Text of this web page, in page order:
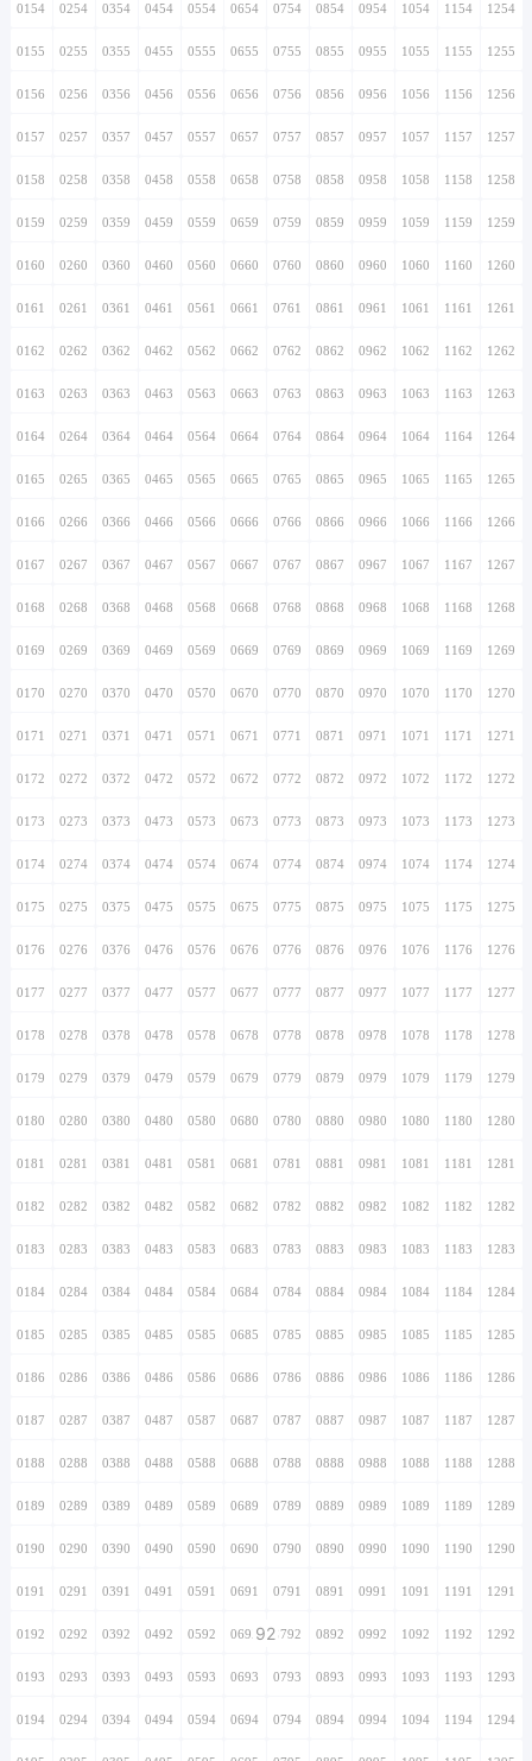
0154 0254 0354 0454 0554 0654 0754 0854 0954 1054 1154 1254
0155 0255 0355 0455 0555 0655 0755 0855 0955 1055 1155 1255
0156 0256 0356 0456 0556 0656 0756 0856 0956 1056 1156 1256
0157 0257 0357 0457 0557 0657 0757 0857 0957 1057 1157 1257
0158 0258 0358 0458 0558 0658 0758 0858 0958 1058 1158 1258
0159 0259 0359 0459 0559 0659 0759 0859 0959 1059 1159 1259
0160 0260 0360 0460 0560 0660 0760 0860 0960 1060 1160 1260
0161 0261 0361 0461 0561 0661 0761 0861 0961 1061 1161 1261
0162 0262 0362 0462 0562 0662 0762 0862 0962 1062 1162 1262
0163 0263 0363 0463 0563 0663 0763 0863 0963 1063 1163 1263
0164 0264 0364 0464 0564 0664 0764 0864 0964 1064 1164 1264
0165 0265 0365 0465 0565 0665 0765 0865 0965 1065 1165 1265
0166 0266 0366 0466 0566 0666 0766 0866 0966 1066 1166 1266
0167 0267 0367 0467 0567 0667 0767 0867 0967 1067 1167 1267
0168 0268 0368 0468 0568 0668 0768 0868 0968 1068 1168 1268
0169 0269 0369 0469 0569 0669 0769 0869 0969 1069 1169 1269
0170 0270 0370 0470 0570 0670 0770 0870 0970 1070 1170 1270
0171 0271 0371 0471 0571 0671 0771 0871 0971 1071 1171 1271
0172 0272 0372 0472 0572 0672 0772 0872 0972 1072 1172 1272
0173 0273 0373 0473 0573 0673 0773 0873 0973 1073 1173 1273
0174 0274 0374 0474 0574 0674 0774 0874 0974 1074 1174 1274
0175 0275 0375 0475 0575 0675 0775 0875 0975 1075 1175 1275
0176 0276 0376 0476 0576 0676 0776 0876 0976 1076 1176 1276
0177 0277 0377 0477 0577 0677 0777 0877 0977 1077 1177 1277
0178 0278 0378 0478 0578 0678 0778 0878 0978 1078 1178 1278
0179 0279 0379 0479 0579 0679 0779 0879 0979 1079 1179 1279
0180 0280 0380 0480 0580 0680 0780 0880 0980 1080 1180 1280
0181 0281 0381 0481 0581 0681 0781 0881 0981 1081 1181 1281
0182 0282 0382 0482 0582 0682 0782 0882 0982 1082 1182 1282
0183 0283 0383 0483 0583 0683 0783 0883 0983 1083 1183 1283
0184 0284 0384 0484 0584 0684 0784 0884 0984 1084 1184 1284
0185 0285 0385 0485 0585 0685 0785 0885 0985 1085 1185 1285
0186 0286 0386 0486 0586 0686 0786 0886 0986 1086 1186 1286
0187 0287 0387 0487 0587 0687 0787 0887 0987 1087 1187 1287
0188 0288 0388 0488 0588 0688 0788 0888 0988 1088 1188 1288
0189 0289 0389 0489 0589 0689 0789 0889 0989 1089 1189 1289
0190 0290 0390 0490 0590 0690 0790 0890 0990 1090 1190 1290
0191 0291 0391 0491 0591 0691 0791 0891 0991 1091 1191 1291
0192 0292 0392 0492 0592 0692920792 0892 0992 1092 1192 1292
0193 0293 0393 0493 0593 0693 0793 0893 0993 1093 1193 1293
0194 0294 0394 0494 0594 0694 0794 0894 0994 1094 1194 1294